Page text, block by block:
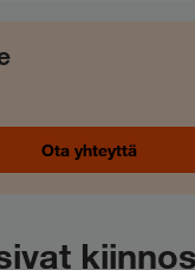
Ota yhteyttä